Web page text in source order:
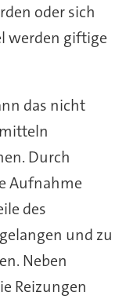
oder sich
werden giftige
das nicht
Durch
Aufnahme
des
und zu
Neben
Reizungen